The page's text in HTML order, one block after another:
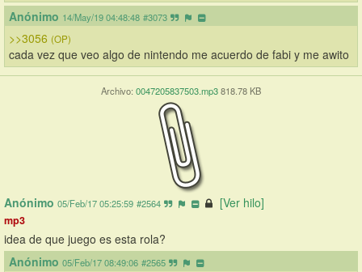
Anónimo 14/May/19 04:48:48 #3073
>>3056 (OP)
cada vez que veo algo de nintendo me acuerdo de fabi y me awito
Archivo: 0047205837503.mp3818.78 KB
Anónimo 05/Feb/17 05:25:59 #2564 [Ver hilo]
mp3
idea de que juego es esta rola?
Anónimo 05/Feb/17 08:49:06 #2565